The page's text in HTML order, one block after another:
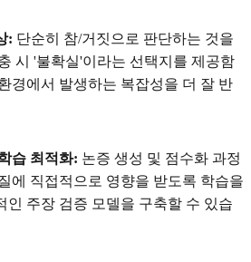
: 단순히 참/거짓으로 판단하는 것을
시 '불확실'이라는 선택지를 제공함
경에서 발생하는 복잡성을 더 잘 반
습 최적화: 논증 생성 및 점수화 과정
에 직접적으로 영향을 받도록 학습을
인 주장 검증 모델을 구축할 수 있습